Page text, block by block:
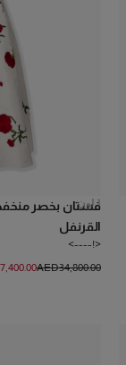
فستان بخصر
القرنفل
<!---->
1 لون
AED‌34,800.00